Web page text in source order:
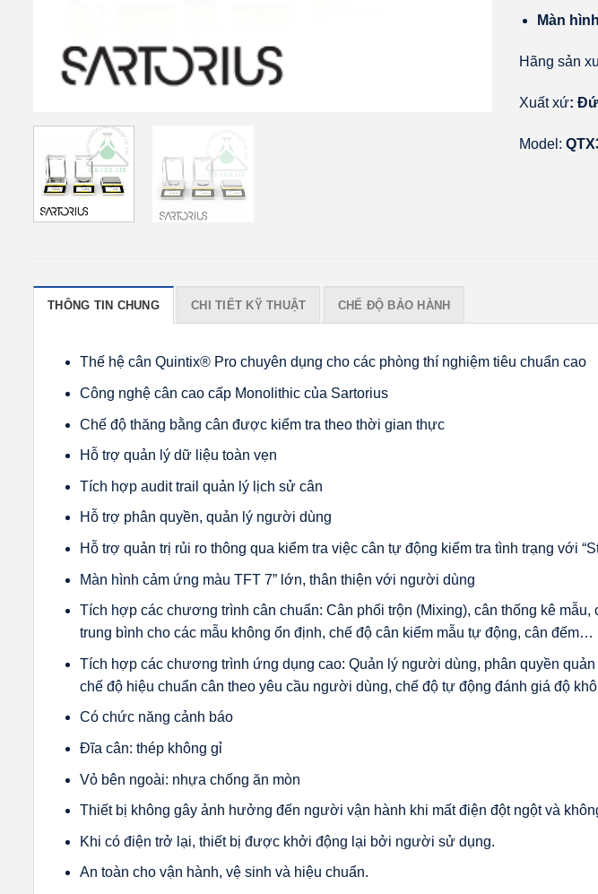
Màn
Hãng sản
Xuất xứ:
Model:
THÔNG TIN CHUNG CHI TIẾT KỸ THUẬT CHẾ ĐỘ BẢO HÀNH
Thế hệ cân Quintix® Pro chuyên dụng cho các phòng thí nghiệm tiêu chuẩn cao
Công nghệ cân cao cấp Monolithic của Sartorius
Chế độ thăng bằng cân được kiểm tra theo thời gian thực
Hỗ trợ quản lý dữ liệu toàn vẹn
Tích hợp audit trail quản lý lịch sử cân
Hỗ trợ phân quyền, quản lý người dùng
Hỗ trợ quản trị rủi ro thông qua kiểm tra việc cân tự động kiểm tra tình trạng với
Màn hình cảm ứng màu TFT 7” lớn, thân thiện với người dùng
Tích hợp các chương trình cân chuẩn: Cân phối trộn (Mixing), cân thống kê
trung bình cho các mẫu không ổn định, chế độ cân kiểm mẫu tự động, cân đếm…
Tích hợp các chương trình ứng dụng cao: Quản lý người dùng, phân quyền
chế độ hiệu chuẩn cân theo yêu cầu người dùng, chế độ tự động đánh giá độ
Có chức năng cảnh báo
Đĩa cân: thép không gỉ
Vỏ bên ngoài: nhựa chống ăn mòn
Thiết bị không gây ảnh hưởng đến người vận hành khi mất điện đột ngột và
Khi có điện trở lại, thiết bị được khởi động lại bởi người sử dụng.
An toàn cho vận hành, vệ sinh và hiệu chuẩn.